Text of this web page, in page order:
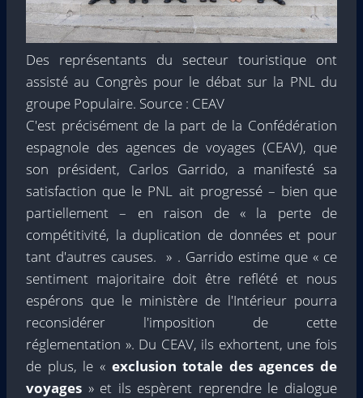
Des représentants du secteur touristique ont
assisté au Congrès pour le débat sur la PNL du
groupe Populaire. Source : CEAV
C'est précisément de la part de la Confédération
espagnole des agences de voyages (CEAV), que
son président, Carlos Garrido, a manifesté sa
satisfaction que le PNL ait progressé – bien que
partiellement – en raison de « la perte de
compétitivité, la duplication de données et pour
tant d'autres causes. » . Garrido estime que « ce
sentiment majoritaire doit être reflété et nous
espérons que le ministère de l'Intérieur pourra
reconsidérer l'imposition de cette
réglementation ». Du CEAV, ils exhortent, une fois
de plus, le « exclusion totale des agences de
voyages » et ils espèrent reprendre le dialogue